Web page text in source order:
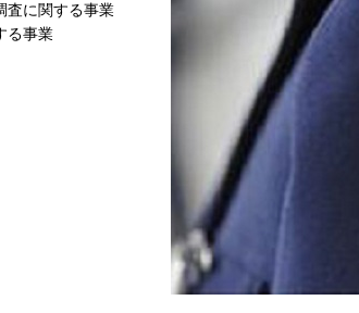
査に関する事業
る事業